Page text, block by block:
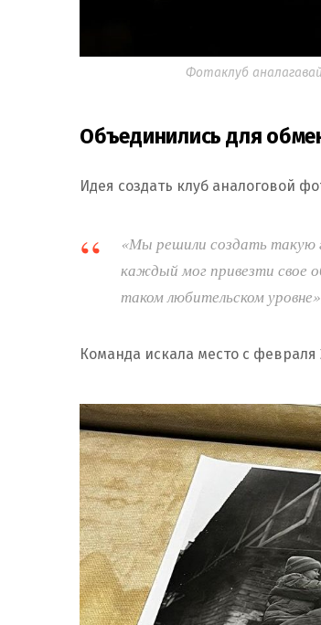
Фотаклуб
Объединились для
Идея создать клуб аналоговой
«Мы решили создать такую
каждый мог привезти свое
таком любительском
Команда искала место с февраля